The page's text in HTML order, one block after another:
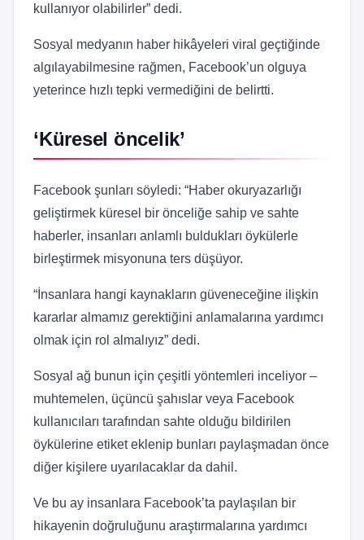
kullanıyor olabilirler” dedi.
Sosyal medyanın haber hikâyeleri viral geçtiğinde
algılayabilmesine rağmen, Facebook’un olguya
yeterince hızlı tepki vermediğini de belirtti.
‘Küresel öncelik’
Facebook şunları söyledi: “Haber okuryazarlığı
geliştirmek küresel bir önceliğe sahip ve sahte
haberler, insanları anlamlı buldukları öykülerle
birleştirmek misyonuna ters düşüyor.
“İnsanlara hangi kaynakların güveneceğine ilişkin
kararlar almamız gerektiğini anlamalarına yardımcı
olmak için rol almalıyız” dedi.
Sosyal ağ bunun için çeşitli yöntemleri inceliyor –
muhtemelen, üçüncü şahıslar veya Facebook
kullanıcıları tarafından sahte olduğu bildirilen
öykülerine etiket eklenip bunları paylaşmadan önce
diğer kişilere uyarılacaklar da dahil.
Ve bu ay insanlara Facebook’ta paylaşılan bir
hikayenin doğruluğunu araştırmalarına yardımcı